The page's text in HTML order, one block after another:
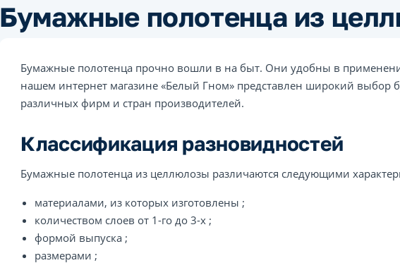
Бумажные полотенца из
Бумажные полотенца прочно вошли в на быт. Они удобны в
нашем интернет магазине «Белый Гном» представлен широкий выбор
различных фирм и стран производителей.
Классификация разновидностей
Бумажные полотенца из целлюлозы различаются следующими
материалами, из которых изготовлены ;
количеством слоев от 1-го до 3-х ;
формой выпуска ;
размерами ;